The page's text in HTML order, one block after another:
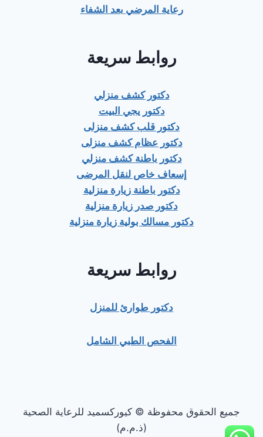
رعاية المرضي بعد الشفاء
روابط سريعة
دكتور كشف منزلي
دكتور يجي البيت
دكتور قلب كشف منزلى
دكتور عظام كشف منزلى
دكتور باطنة كشف منزلي
إسعاف خاص لنقل المرضى
دكتور باطنة زيارة منزلية
دكتور صدر زيارة منزلية
دكتور مسالك بولية زيارة منزلية
روابط سريعة
دكتور طوارئ للمنزل
الفحص الطبي الشامل
جميع الحقوق محفوظة © كيوركسميد للرعاية الصحية
(ذ.م.م)